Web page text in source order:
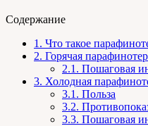
Содержание
1. Что такое
2. Горячая
2.1. Пошаговая
3. Холодная
3.1. Польза
3.2.
3.3. Пошаговая